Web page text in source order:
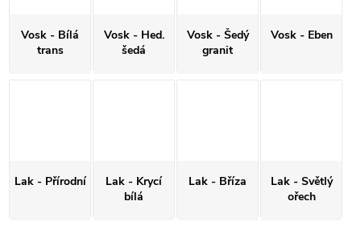
Vosk - Bílá
trans
Vosk - Hed.
šedá
Vosk - Šedý
granit
Vosk - Eben
Lak - Přírodní
Lak - Krycí
bílá
Lak - Bříza
Lak - Světlý
ořech